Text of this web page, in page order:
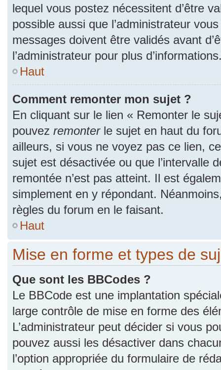
lequel vous postez nécessitent d’être
possible aussi que l’administrateur
messages doivent être validés avant
l’administrateur pour plus
Haut
Comment remonter mon sujet ?
En cliquant sur le lien « Remonter le
pouvez remonterle sujet en haut du
ailleurs, si vous ne voyez pas ce lien,
sujet est désactivée ou que l’intervalle
remontée n’est pas atteint. Il est
simplement en y répondant.
règles du forum en le faisant.
Haut
Mise en forme et types de
Que sont les BBCodes ?
Le BBCode est une implantation
large contrôle de mise en forme des
L’administrateur peut décider si vous
pouvez aussi les désactiver dans
l’option appropriée du formulaire de